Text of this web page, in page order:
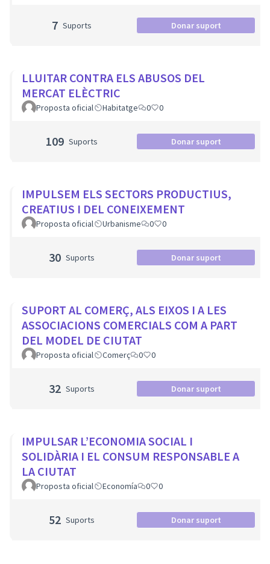
7 Suports Donar suport
LLUITAR CONTRA ELS ABUSOS DEL
MERCAT ELÈCTRIC
Proposta oficial Habitatge 0 0
109 Suports Donar suport
IMPULSEM ELS SECTORS PRODUCTIUS,
CREATIUS I DEL CONEIXEMENT
Proposta oficial Urbanisme 0 0
30 Suports Donar suport
SUPORT AL COMERÇ, ALS EIXOS I A LES
ASSOCIACIONS COMERCIALS COM A PART
DEL MODEL DE CIUTAT
Proposta oficial Comerç 0 0
32 Suports Donar suport
IMPULSAR L’ECONOMIA SOCIAL I
SOLIDÀRIA I EL CONSUM RESPONSABLE A
LA CIUTAT
Proposta oficial Economía 0 0
52 Suports Donar suport